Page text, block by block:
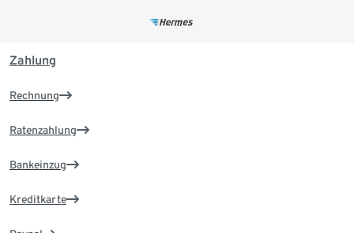
Zahlung
Rechnung
Ratenzahlung
Bankeinzug
Kreditkarte